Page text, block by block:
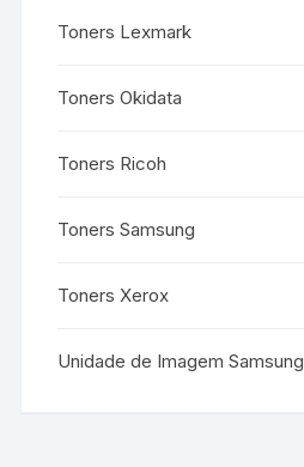
Toners Lexmark
Toners Okidata
Toners Ricoh
Toners Samsung
Toners Xerox
Unidade de Imagem Samsung